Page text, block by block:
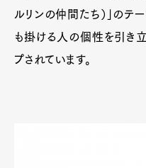
ルリンの仲間たち）」のテ
も掛ける人の個性を引き
プされています。